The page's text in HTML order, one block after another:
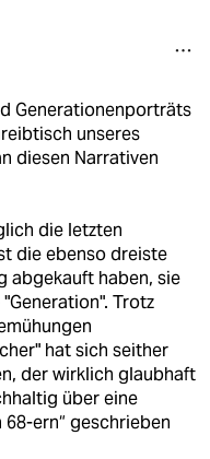
Generationenporträts
unseres
diesen Narrativen
die letzten
die ebenso dreiste
abgekauft haben, sie
Trotz
hat sich seither
der wirklich glaubhaft
über eine
68-ern“ geschrieben